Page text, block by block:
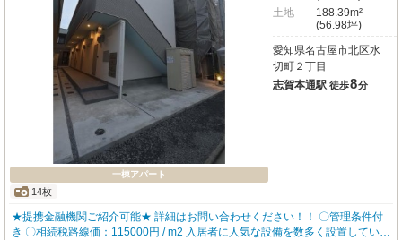
一棟アパート
14枚
土地
188.39m²
(56.98坪)
愛知県名古屋市北区水
切町２丁目
志賀本通駅 徒歩8分
★提携金融機関ご紹介可能★ 詳細はお問い合わせください！！ 〇管理条件付
き 〇相続税路線価：115000円 / m2 入居者に人気な設備を数多く設置している